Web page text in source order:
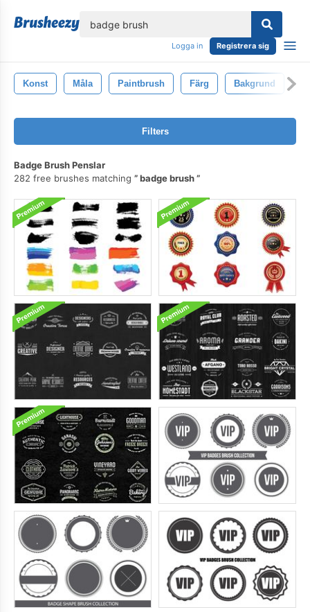
Logga in Registrera sig
Konst Måla Paintbrush Färg Bakgrund
Filters
Badge Brush Penslar
282 free brushes matching
badge brush